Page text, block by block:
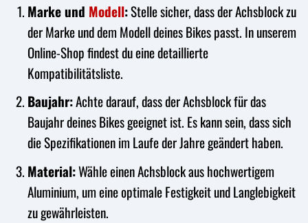
Marke und Modell:Stelle sicher, dass der Achsblock zu
der Marke und dem Modell deines Bikes passt. In unserem
Online-Shop findest du eine detaillierte
Kompatibilitätsliste.
Baujahr:Achte darauf, dass der Achsblock für das
Baujahr deines Bikes geeignet ist. Es kann sein, dass sich
die Spezifikationen im Laufe der Jahre geändert haben.
Material:Wähle einen Achsblock aus hochwertigem
Aluminium, um eine optimale Festigkeit und Langlebigkeit
zu gewährleisten.